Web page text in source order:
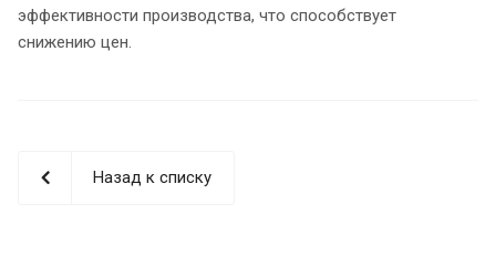
эффективности производства, что способствует
снижению цен.
Назад к списку